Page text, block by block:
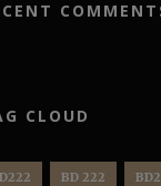
CLOUD
BD 222